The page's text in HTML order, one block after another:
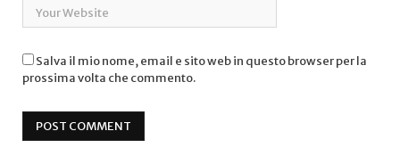
Salva il mio nome, email e sito web in questo browser per la
prossima volta che commento.